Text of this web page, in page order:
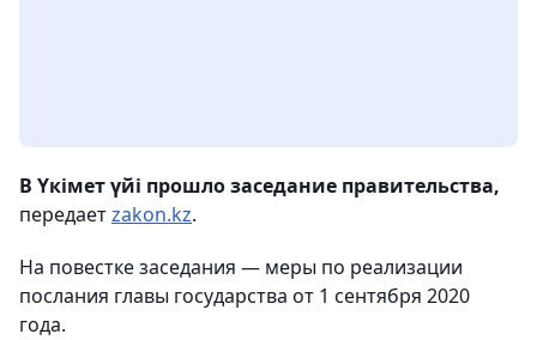
В Үкімет үйі прошло заседание правительства,
передаетzakon.kz.
На повестке заседания — меры по реализации
послания главы государства от 1 сентября 2020
года.